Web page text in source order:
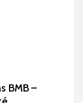
BMB –